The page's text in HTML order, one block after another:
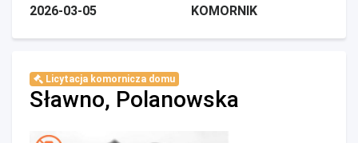
2026-03-05
KOMORNIK
Licytacja komornicza domu
Sławno, Polanowska